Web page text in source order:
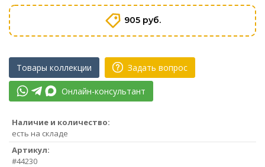
905 руб.
Товары коллекции Задать вопрос
Онлайн-консультант
Наличие и количество:
есть на складе
Артикул:
#44230